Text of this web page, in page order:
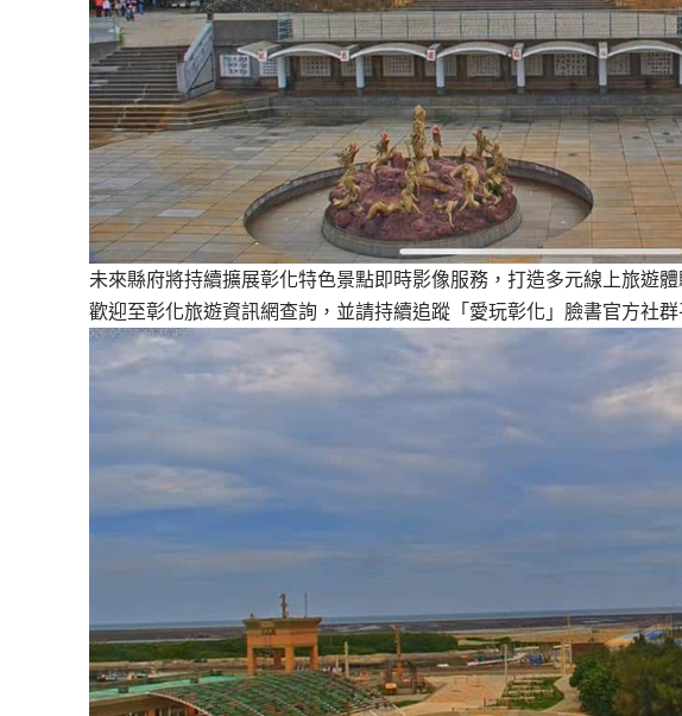
未來縣府將持續擴展彰化特色景點即時影像服務，打造多元線上旅遊
歡迎至彰化旅遊資訊網查詢，並請持續追蹤「愛玩彰化」臉書官方社